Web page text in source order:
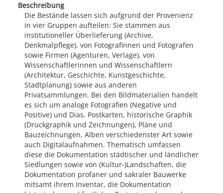
Beschreibung
Die Bestände lassen sich aufgrund der Provenienz
in vier Gruppen aufteilen: Sie stammen aus
institutioneller Überlieferung (Archive,
Denkmalpflege), von Fotografinnen und Fotografen
sowie Firmen (Agenturen, Verlage), von
Wissenschaftlerinnen und Wissenschaftlern
(Architektur, Geschichte, Kunstgeschichte,
Stadtplanung) sowie aus anderen
Privatsammlungen. Bei den Bildmaterialien handelt
es sich um analoge Fotografien (Negative und
Positive) und Dias, Postkarten, historische Graphik
(Druckgraphik und Zeichnungen), Pläne und
Bauzeichnungen, Alben verschiedenster Art sowie
auch Digitalaufnahmen. Thematisch umfassen
diese die Dokumentation städtischer und ländlicher
Siedlungen sowie von (Kultur-)Landschaften, die
Dokumentation profaner und sakraler Bauwerke
mitsamt ihrem Inventar, die Dokumentation